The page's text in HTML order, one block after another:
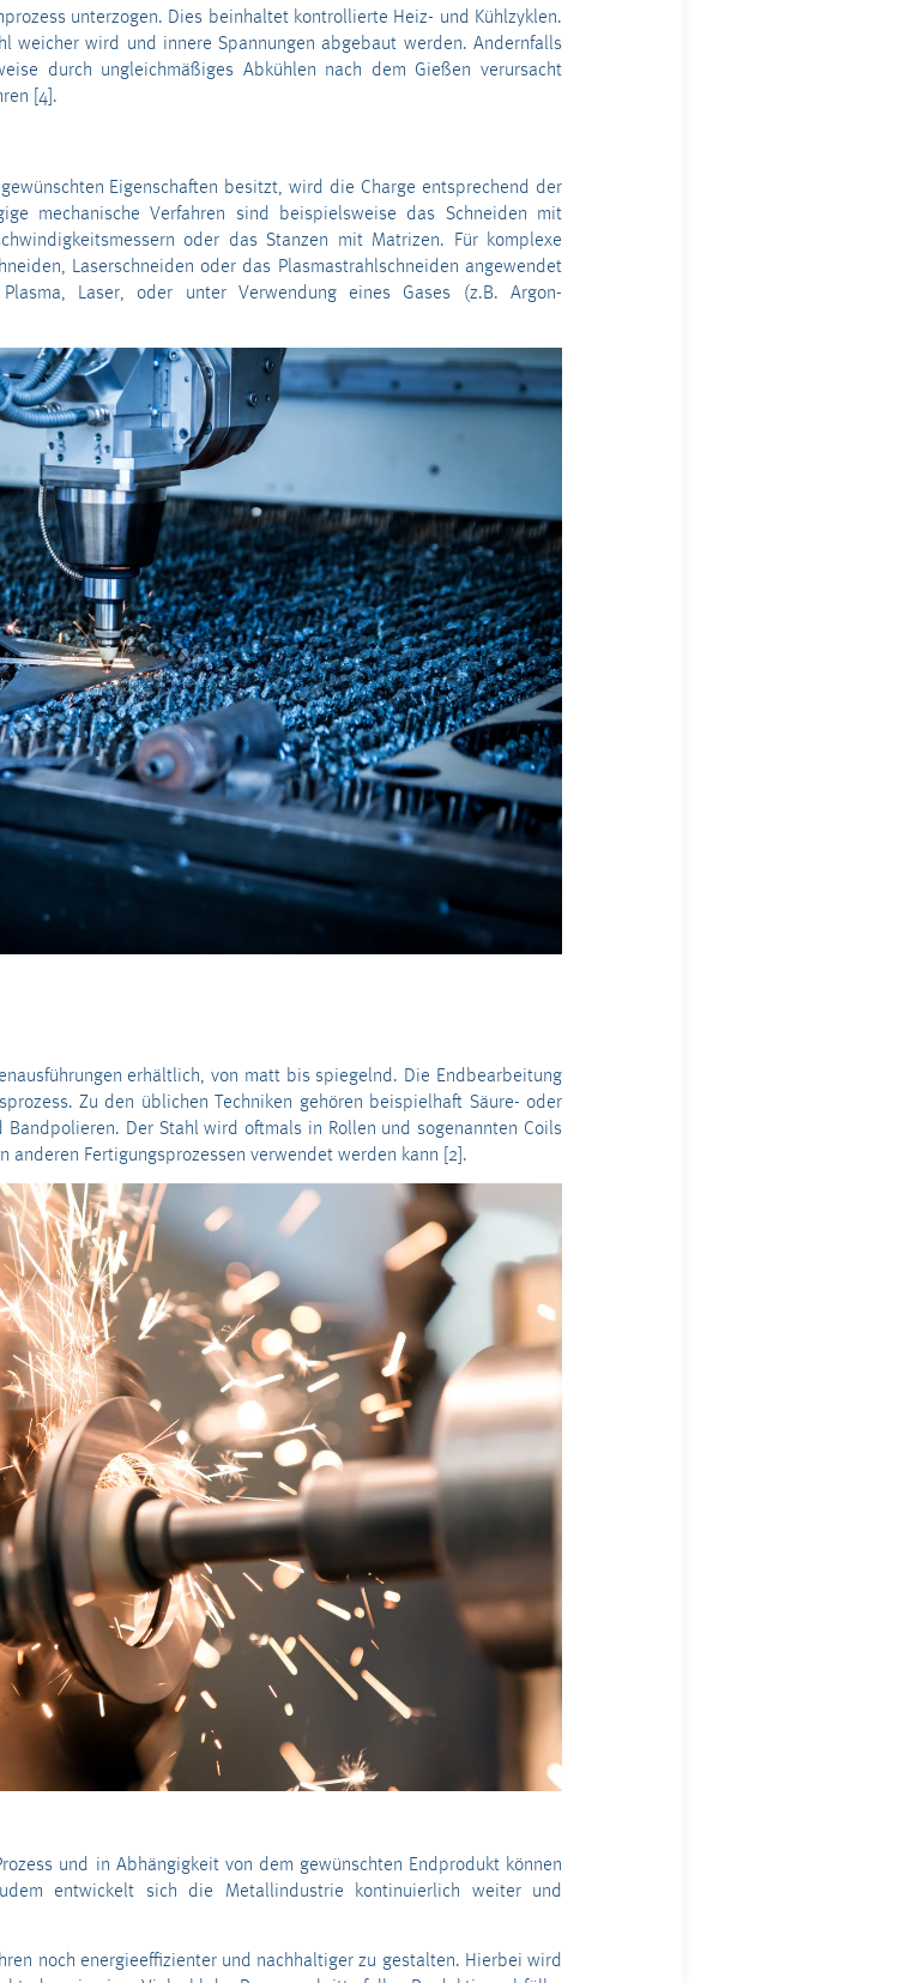
unterzogen. Dies beinhaltet kontrollierte Heiz- und Kühlzyklen.
weicher wird und innere Spannungen abgebaut werden. Andernfalls
durch ungleichmäßiges Abkühlen nach dem Gießen verursacht
[4].
Eigenschaften besitzt, wird die Charge entsprechend der
mechanische Verfahren sind beispielsweise das Schneiden mit
oder das Stanzen mit Matrizen. Für komplexe
Laserschneiden oder das Plasmastrahlschneiden angewendet
Laser, oder unter Verwendung eines Gases (z.B. Argon-
erhältlich, von matt bis spiegelnd. Die Endbearbeitung
Zu den üblichen Techniken gehören beispielhaft Säure- oder
Der Stahl wird oftmals in Rollen und sogenannten Coils
Fertigungsprozessen verwendet werden kann [2].
und in Abhängigkeit von dem gewünschten Endprodukt können
entwickelt sich die Metallindustrie kontinuierlich weiter und
noch energieeffizienter und nachhaltiger zu gestalten. Hierbei wird